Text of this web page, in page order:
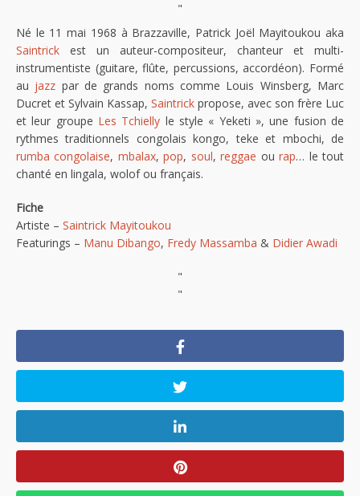
"
Né le 11 mai 1968 à Brazzaville, Patrick Joël Mayitoukou aka
Saintrick est un auteur-compositeur, chanteur et multi-
instrumentiste (guitare, flûte, percussions, accordéon). Formé
au jazz par de grands noms comme Louis Winsberg, Marc
Ducret et Sylvain Kassap, Saintrick propose, avec son frère Luc
et leur groupe Les Tchielly le style « Yeketi », une fusion de
rythmes traditionnels congolais kongo, teke et mbochi, de
rumba congolaise, mbalax,pop, soul,reggae ourap… le tout
chanté en lingala, wolof ou français.
Fiche
Artiste – Saintrick Mayitoukou
Featurings – Manu Dibango, Fredy Massamba & Didier Awadi
"
"